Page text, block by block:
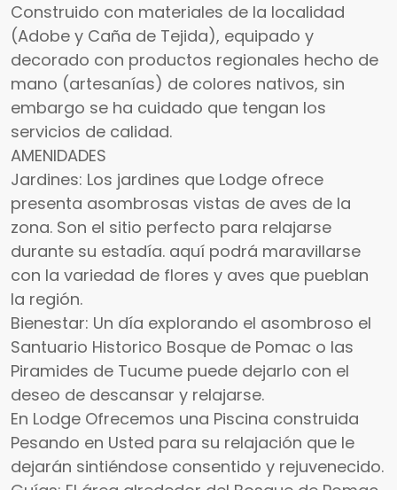
Construido con materiales de la localidad
(Adobe y Caña de Tejida), equipado y
decorado con productos regionales hecho de
mano (artesanías) de colores nativos, sin
embargo se ha cuidado que tengan los
servicios de calidad.
AMENIDADES
Jardines: Los jardines que Lodge ofrece
presenta asombrosas vistas de aves de la
zona. Son el sitio perfecto para relajarse
durante su estadía. aquí podrá maravillarse
con la variedad de flores y aves que pueblan
la región.
Bienestar: Un día explorando el asombroso el
Santuario Historico Bosque de Pomac o las
Piramides de Tucume puede dejarlo con el
deseo de descansar y relajarse.
En Lodge Ofrecemos una Piscina construida
Pesando en Usted para su relajación que le
dejarán sintiéndose consentido y rejuvenecido.